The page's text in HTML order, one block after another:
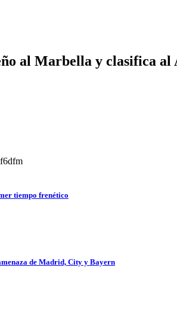
al Marbella y clasifica al
tiempo frenético
de Madrid, City y Bayern